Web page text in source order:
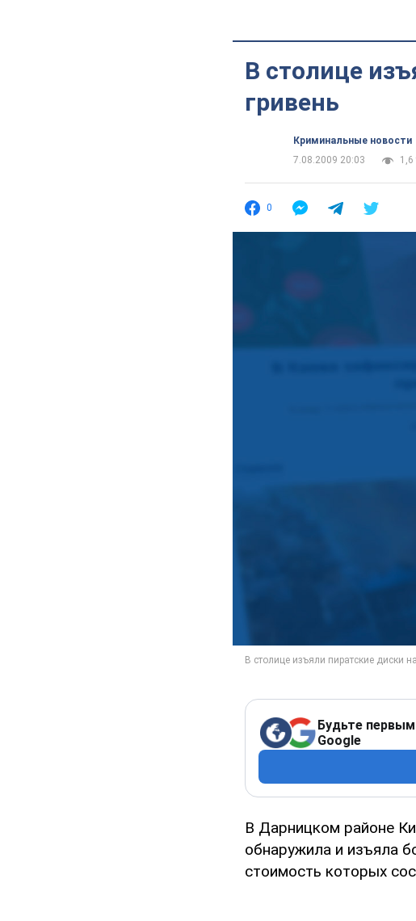
В столице
гривень
Криминальные новости
7.08.2009 20:03
1,6
0
Будьте
Google
В Дарницком районе
обнаружила и изъяла
стоимость которых